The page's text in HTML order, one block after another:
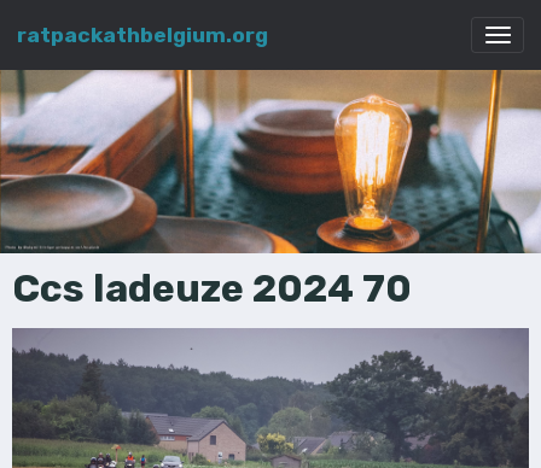
ratpackathbelgium.org
Ccs ladeuze 2024 70